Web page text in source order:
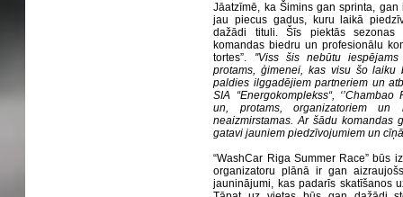
Jāatzīmē, ka Šimins gan sprinta,
jau piecus gadus, kuru laikā
dažādi tituli. Šīs piektās sezonas
komandas biedru un profesionālu
tortes”. ''Viss šis nebūtu
protams, ģimenei, kas visu šo laiku
paldies ilggadējiem partneriem un
SIA “Energokomplekss“,
un, protams, organizatoriem un
neaizmirstamas. Ar šādu komandas
gatavi jauniem piedzīvojumiem un
“WashCar Riga Summer Race” būs
organizatoru plānā ir gan
jauninājumi, kas padarīs skatīšanos